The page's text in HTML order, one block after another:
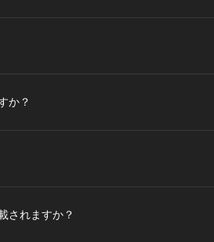
か？
されますか？